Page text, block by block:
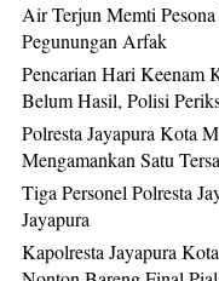
Air Terjun Memti
Pegunungan Arfak
Pencarian Hari Keenam
Belum Hasil, Polisi
Polresta Jayapura Kota
Mengamankan Satu
Tiga Personel Polresta
Jayapura
Kapolresta Jayapura